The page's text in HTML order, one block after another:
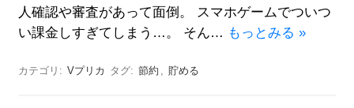
人確認や審査があって面倒。 スマホゲームでついつ
い課金しすぎてしまう…。 そん… もっとみる »
カテゴリ: Vプリカ タグ: 節約 貯める